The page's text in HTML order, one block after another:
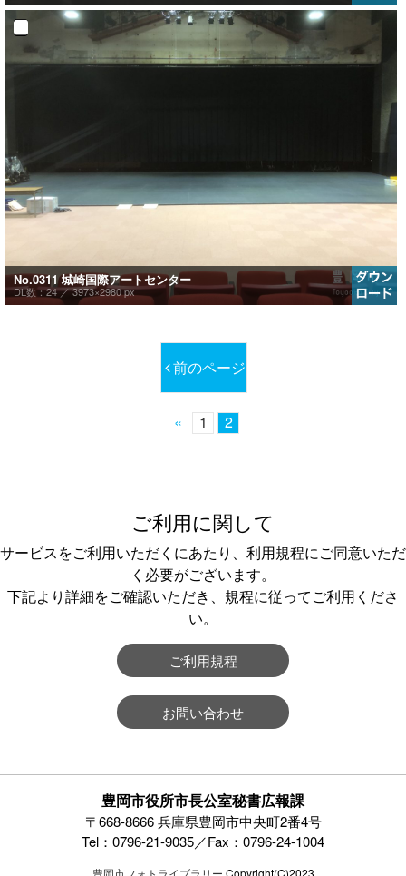
No.0311 城崎国際アートセンター
DL数：24 ／3973×2980 px
前のページ
« 1 2
ご利用に関して
サービスをご利用いただくにあたり、利用規程にご同意いただ
く必要がございます。
下記より詳細をご確認いただき、規程に従ってご利用くださ
い。
ご利用規程
お問い合わせ
豊岡市役所市長公室秘書広報課
〒668-8666 兵庫県豊岡市中央町2番4号
Tel：0796-21-9035／Fax：0796-24-1004
豊岡市フォトライブラリー Copyright(C)2023